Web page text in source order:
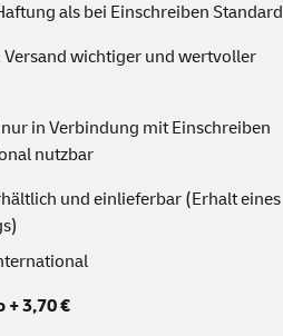
als bei Einschreiben Standard
wichtiger und wertvoller
in Verbindung mit Einschreiben
nutzbar
und einlieferbar (Erhalt eines
+ 3,70 €